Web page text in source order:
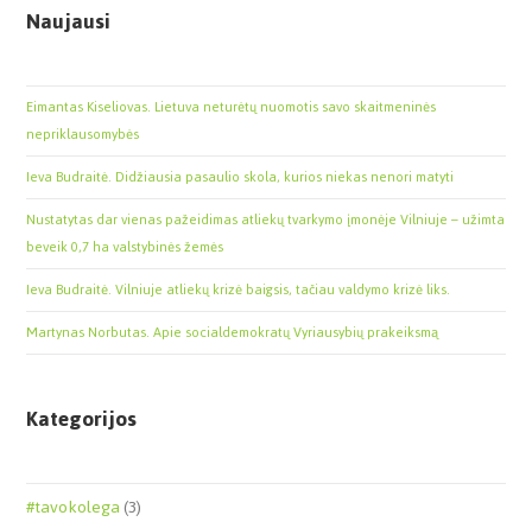
Naujausi
Eimantas Kiseliovas. Lietuva neturėtų nuomotis savo skaitmeninės
nepriklausomybės
Ieva Budraitė. Didžiausia pasaulio skola, kurios niekas nenori matyti
Nustatytas dar vienas pažeidimas atliekų tvarkymo įmonėje Vilniuje – užimta
beveik 0,7 ha valstybinės žemės
Ieva Budraitė. Vilniuje atliekų krizė baigsis, tačiau valdymo krizė liks.
Martynas Norbutas. Apie socialdemokratų Vyriausybių prakeiksmą
Kategorijos
#tavokolega(3)